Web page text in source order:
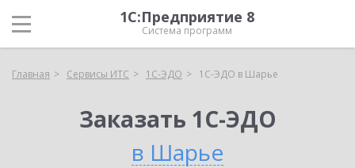
1С:Предприятие 8
Система программ
Главная Сервисы ИТС 1С-ЭДО 1С-ЭДО в Шарье
Заказать 1С-ЭДО
в Шарье